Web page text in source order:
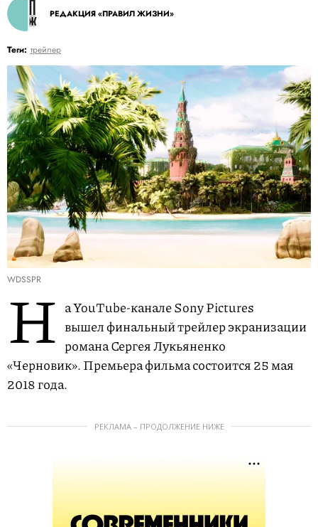
РЕДАКЦИЯ «ПРАВИЛ ЖИЗНИ»
Теги: трейлер
WDSSPR
Н а YouTube-канале Sony Pictures
вышел финальный трейлер экранизации
романа Сергея Лукьяненко
«Черновик». Премьера фильма состоится 25 мая
2018 года.
РЕКЛАМА – ПРОДОЛЖЕНИЕ НИЖЕ